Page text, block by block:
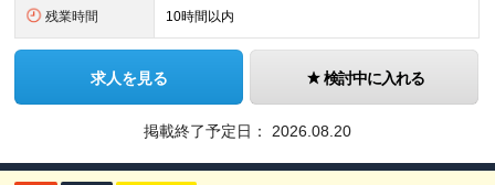
残業時間 10時間以内
求人を見る 検討中に入れる
掲載終了予定日： 2026.08.20